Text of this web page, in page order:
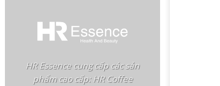
HR Essence cung cấp các sản
phẩm cao cấp: HR Coffee